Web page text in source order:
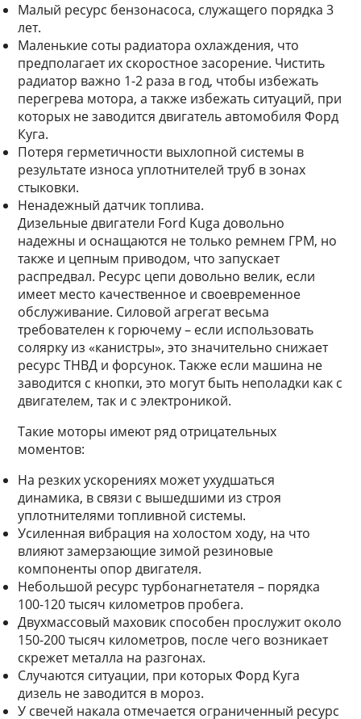
Малый ресурс бензонасоса, служащего порядка 3
лет.
Маленькие соты радиатора охлаждения, что
предполагает их скоростное засорение. Чистить
радиатор важно 1-2 раза в год, чтобы избежать
перегрева мотора, а также избежать ситуаций, при
которых не заводится двигатель автомобиля Форд
Куга.
Потеря герметичности выхлопной системы в
результате износа уплотнителей труб в зонах
стыковки.
Ненадежный датчик топлива.
Дизельные двигатели Ford Kuga довольно
надежны и оснащаются не только ремнем ГРМ, но
также и цепным приводом, что запускает
распредвал. Ресурс цепи довольно велик, если
имеет место качественное и своевременное
обслуживание. Силовой агрегат весьма
требователен к горючему – если использовать
солярку из «канистры», это значительно снижает
ресурс ТНВД и форсунок. Также если машина не
заводится с кнопки, это могут быть неполадки как с
двигателем, так и с электроникой.
Такие моторы имеют ряд отрицательных
моментов:
На резких ускорениях может ухудшаться
динамика, в связи с вышедшими из строя
уплотнителями топливной системы.
Усиленная вибрация на холостом ходу, на что
влияют замерзающие зимой резиновые
компоненты опор двигателя.
Небольшой ресурс турбонагнетателя – порядка
100-120 тысяч километров пробега.
Двухмассовый маховик способен прослужит около
150-200 тысяч километров, после чего возникает
скрежет металла на разгонах.
Случаются ситуации, при которых Форд Куга
дизель не заводится в мороз.
У свечей накала отмечается ограниченный ресурс